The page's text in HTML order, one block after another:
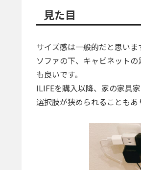
見た目
サイズ感は一般的だと思いま
ソファの下、キャビネットの
も良いです。
ILIFEを購入以降、家の家具
選択肢が狭められることもあ